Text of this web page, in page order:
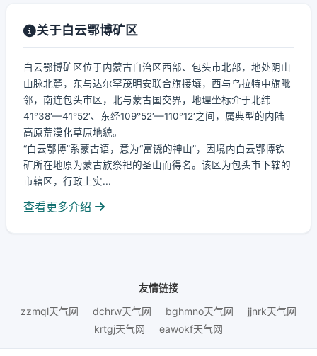
关于白云鄂博矿区
白云鄂博矿区位于内蒙古自治区西部、包头市北部，地处阴山
山脉北麓，东与达尔罕茂明安联合旗接壤，西与乌拉特中旗毗
邻，南连包头市区，北与蒙古国交界，地理坐标介于北纬
41°38′—41°52′、东经109°52′—110°12′之间，属典型的内陆
高原荒漠化草原地貌。
“白云鄂博”系蒙古语，意为“富饶的神山”，因境内白云鄂博铁
矿所在地原为蒙古族祭祀的圣山而得名。该区为包头市下辖的
市辖区，行政上实...
查看更多介绍
友情链接
zzmql天气网
dchrw天气网 bghmno天气网
jjnrk天气网
krtgj天气网
eawokf天气网